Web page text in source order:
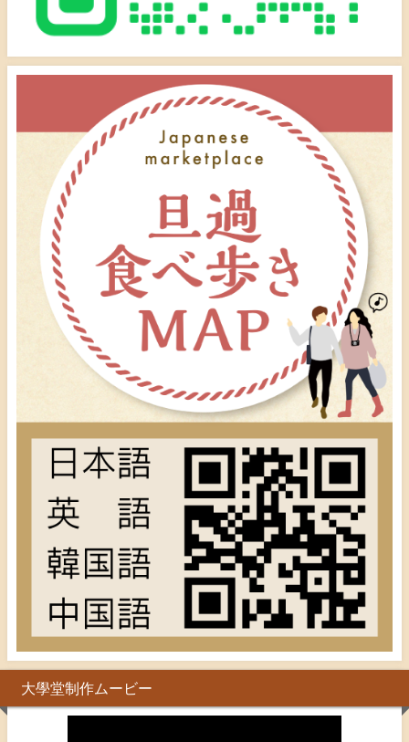
大學堂制作ムービー